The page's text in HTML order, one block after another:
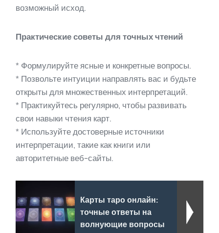
возможный исход.
Практические советы для точных чтений
* Формулируйте ясные и конкретные вопросы.
* Позвольте интуиции направлять вас и будьте
открыты для множественных интерпретаций.
* Практикуйтесь регулярно, чтобы развивать
свои навыки чтения карт.
* Используйте достоверные источники
интерпретации, такие как книги или
авторитетные веб-сайты.
Карты таро онлайн:
точные ответы на
волнующие вопросы